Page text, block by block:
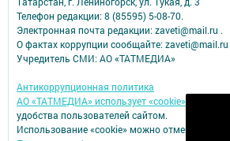
Телефон редакции: 8 (85595) 5-08-70.
Электронная почта редакции: zaveti@mail.ru .
О фактах коррупции сообщайте: zaveti@mail.ru
Учредитель СМИ: АО «ТАТМЕДИА»
Антикоррупционная политика
АО «ТАТМЕДИА» использует «cookie» для
удобства пользователей сайтом.
Использование «cookie» можно отменить в